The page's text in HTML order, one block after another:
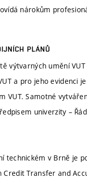
nárokům
PLÁNŮ
výtvarných umění
a pro jeho evidenci
VUT. Samotné
univerzity –
technickém v Brně je
Credit Transfer and